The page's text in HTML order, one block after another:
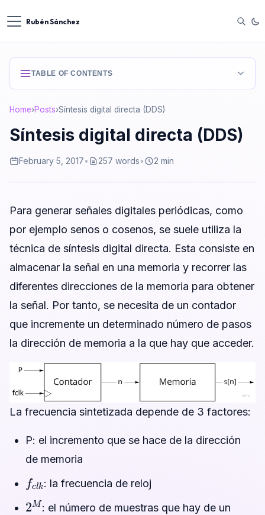
Rubén Sánchez
Home›Posts›Síntesis digital directa (DDS)
Síntesis digital directa (DDS)
February 5, 2017• 257 words• 2 min
Para generar señales digitales periódicas, como
por ejemplo senos o cosenos, se suele utiliza la
técnica de síntesis digital directa. Esta consiste en
almacenar la señal en una memoria y recorrer las
diferentes direcciones de la memoria para obtener
la señal. Por tanto, se necesita de un contador
que incremente un determinado número de pasos
la dirección de memoria a la que hay que acceder.
La frecuencia sintetizada depende de 3 factores:
P: el incremento que se hace de la dirección
de memoria
c
: la frecuencia de reloj
2 M
: el número de muestras que hay de un
TABLE OF CONTENTS